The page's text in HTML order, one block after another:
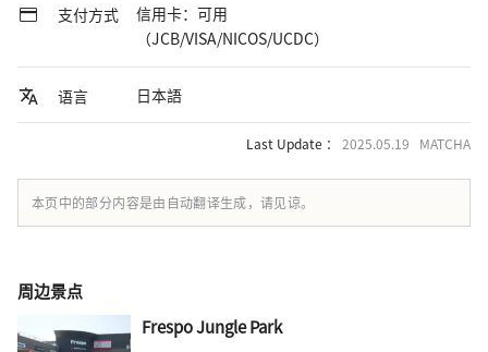
支付方式
信用卡：可用
（JCB/VISA/NICOS/UCDC）
语言 日本語
Last Update ： 2025.05.19 MATCHA
本页中的部分内容是由自动翻译生成，请见谅。
周边景点
Frespo Jungle Park